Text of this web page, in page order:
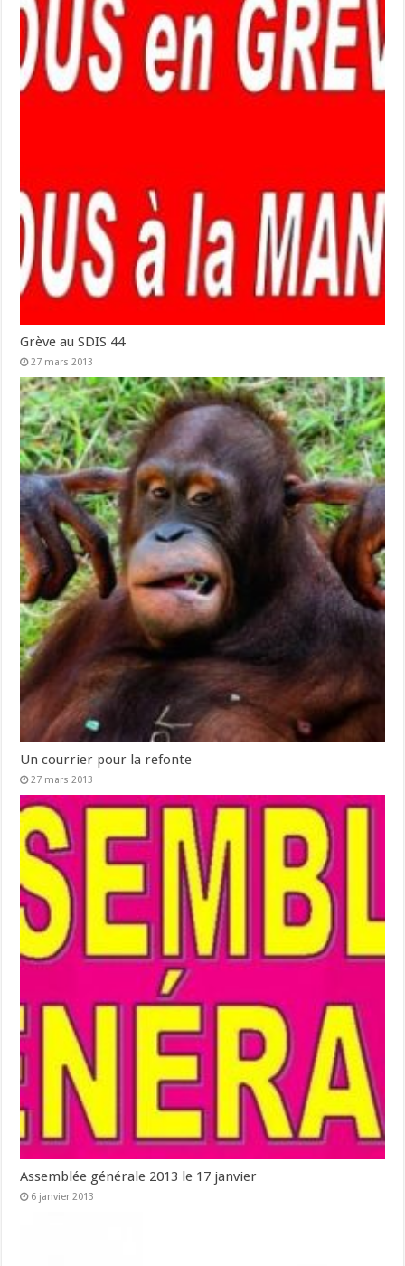
Grève au SDIS 44
27 mars 2013
Un courrier pour la refonte
27 mars 2013
Assemblée générale 2013 le 17 janvier
6 janvier 2013